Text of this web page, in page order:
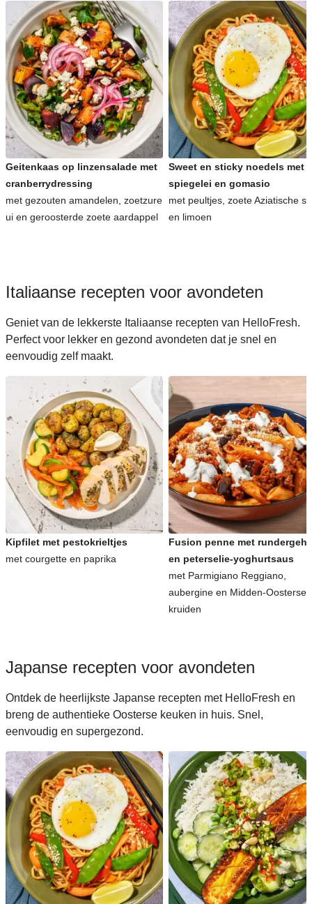
Geitenkaas op linzensalade met
cranberrydressing
met gezouten amandelen, zoetzure
ui en geroosterde zoete aardappel
Sweet en sticky noedels met
spiegelei en gomasio
met peultjes, zoete Aziatische
en limoen
Italiaanse recepten voor avondeten
Geniet van de lekkerste Italiaanse recepten van HelloFresh.
Perfect voor lekker en gezond avondeten dat je snel en
eenvoudig zelf maakt.
Kipfilet met pestokrieltjes
met courgette en paprika
Fusion penne met
en peterselie-yoghurtsaus
met Parmigiano Reggiano,
aubergine en Midden-Oosterse
kruiden
Japanse recepten voor avondeten
Ontdek de heerlijkste Japanse recepten met HelloFresh en
breng de authentieke Oosterse keuken in huis. Snel,
eenvoudig en supergezond.